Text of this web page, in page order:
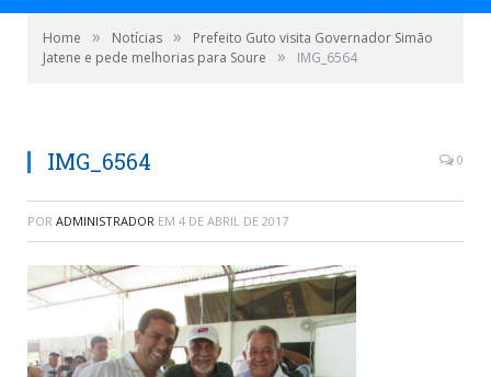
Home » Notícias »
Prefeito Guto visita Governador Simão
Jatene e pede melhorias para Soure
» IMG_6564
IMG_6564 0
POR ADMINISTRADOR EM 4 DE ABRIL DE 2017